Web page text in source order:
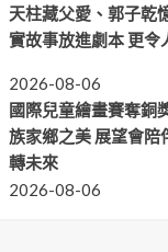
天柱藏父愛、郭子乾
實故事放進劇本 更令
2026-08-06
國際兒童繪畫賽奪
族家鄉之美 展望會
轉未來
2026-08-06